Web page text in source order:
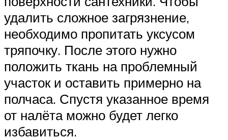
удалить сложное загрязнение,
необходимо пропитать уксусом
тряпочку. После этого нужно
положить ткань на проблемный
участок и оставить примерно на
полчаса. Спустя указанное время
от налёта можно будет легко
избавиться.